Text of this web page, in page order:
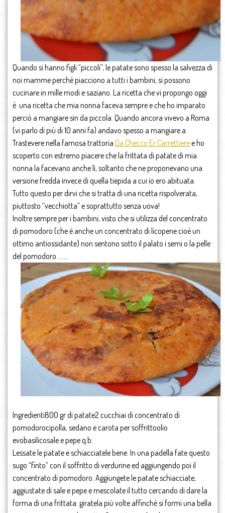
Quando si hanno figli “piccoli”, le patate sono spesso la salvezza di
noi mamme perché piacciono a tutti i bambini, si possono
cucinare in mille modi e saziano. La ricetta che vi propongo oggi
è una ricetta che mia nonna faceva sempre e che ho imparato
perciò a mangiare sin da piccola. Quando ancora vivevo a Roma
(vi parlo di più di 10 anni fa) andavo spesso a mangiare a
Trastevere nella famosa trattoria Da Checco Er Carrettieree ho
scoperto con estremo piacere che la frittata di patate di mia
nonna la facevano anche lì, soltanto che ne proponevano una
versione fredda invece di quella tiepida a cui io ero abituata.
Tutto questo per dirvi che si tratta di una ricetta rispolverata,
piuttosto “vecchiotta” e soprattutto senza uova!
Inoltre sempre per i bambini, visto che si utilizza del concentrato
di pomodoro (che è anche un concentrato di licopene cioè un
ottimo antiossidante) non sentono sotto il palato i semi o la pelle
del pomodoro …….
Ingredienti800 gr di patate2 cucchiai di concentrato di
pomodorocipolla, sedano e carota per soffrittoolio
evobasilicosale e pepe q.b.
Lessate le patate e schiacciatele bene. In una padella fate questo
sugo “finto” con il soffritto di verdurine ed aggiungendo poi il
concentrato di pomodoro. Aggiungete le patate schiacciate,
aggiustate di sale e pepe e mescolate il tutto cercando di dare la
forma di una frittata: giratela più volte affinché si formi una bella